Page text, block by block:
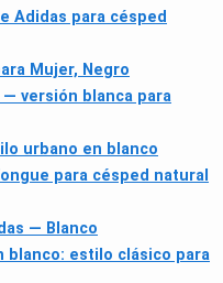
Adidas para césped
Mujer, Negro
versión blanca para
urbano en blanco
para césped natural
— Blanco
blanco: estilo clásico para